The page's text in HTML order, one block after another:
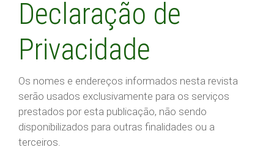
Sobre a Revista
Declaração de
Privacidade
Os nomes e endereços informados nesta revista
serão usados exclusivamente para os serviços
prestados por esta publicação, não sendo
disponibilizados para outras finalidades ou a
terceiros.